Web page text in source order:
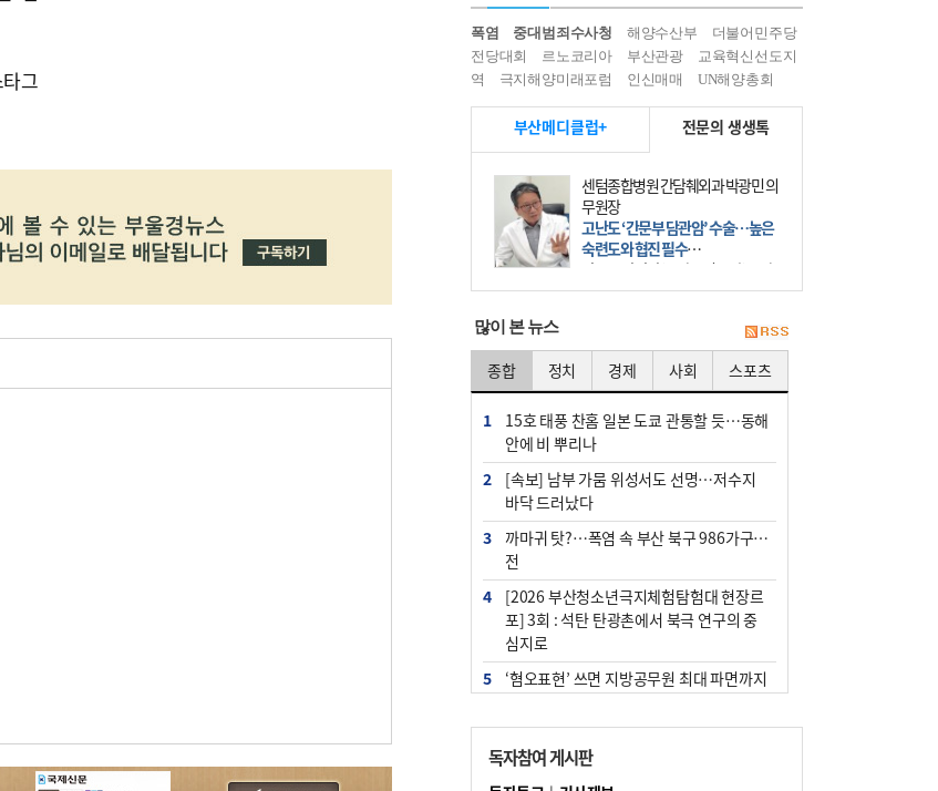
그
폭염 중대범죄수사청 해양수산부
더불어민주당
전당대회
르노코리아 부산관광
교육혁신선도지
역
극지해양미래포럼 인신매매 UN해양총회
부산메디클럽+ 전문의 생생톡
센텀종합병원 간담췌외과 박광민 의
무원장
고난도 ‘간문부 담관암’ 수술…높은
숙련도와 협진 필수
간문부 담관암(클라츠킨 종양)은 좌
우 간에서 나오는, 담관(담즙 배출 경
部)’에 생기는 악성 종양이다. 간동맥
문맥 림프절 담
많이 본 뉴스
종합 정치 경제 사회 스포츠
1
15호 태풍 찬홈 일본 도쿄 관통할 듯…동해
안에 비 뿌리나
2
[속보] 남부 가뭄 위성서도 선명…저수지
바닥 드러났다
3
까마귀 탓?…폭염 속 부산 북구 986가구 정
전
4
[2026 부산청소년극지체험탐험대 현장르
포] 3회 : 석탄 탄광촌에서 북극 연구의 중
심지로
5
‘혐오표현’ 쓰면 지방공무원 최대 파면까지
48개 시군 가뭄
독자참여 게시판